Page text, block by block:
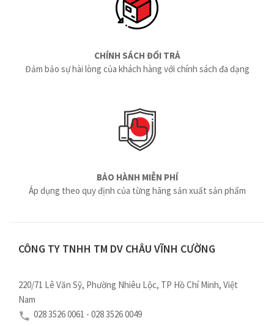
CHÍNH SÁCH ĐỔI TRẢ
Đảm bảo sự hài lòng của khách hàng với chính sách đa dạng
BẢO HÀNH MIỄN PHÍ
Áp dụng theo quy định của từng hãng sản xuất sản phẩm
CÔNG TY TNHH TM DV CHÂU VĨNH CƯỜNG
220/71 Lê Văn Sỹ, Phường Nhiêu Lộc, TP Hồ Chí Minh, Việt
Nam
028 3526 0061 - 028 3526 0049